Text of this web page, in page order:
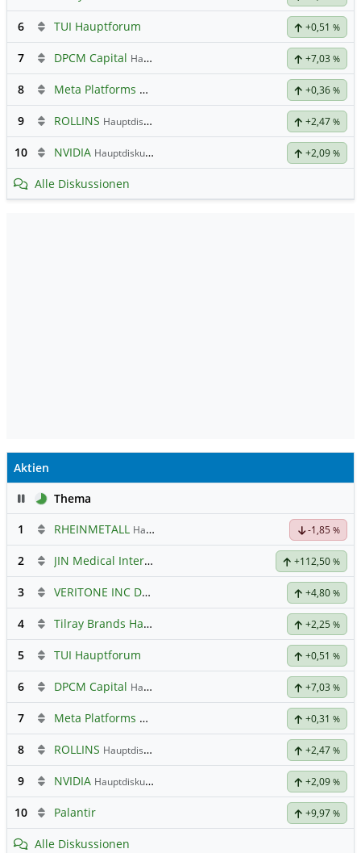
6 TUI Hauptforum +0,51 %
7 DPCM Capital Hauptdiskussion +7,03 %
8 Meta Platforms Hauptdiskussion +0,36 %
9 ROLLINS Hauptdiskussion +2,47 %
10 NVIDIA Hauptdiskussion +2,09 %
Alle Diskussionen
Aktien
PauseThema
1
RHEINMETALL Hauptdiskussion -1,85 %
2 JIN Medical International +112,50 %
3 VERITONE INC DL-,001 +4,80 %
4 Tilray Brands Hauptforum +2,25 %
5 TUI Hauptforum +0,51 %
6 DPCM Capital Hauptdiskussion +7,03 %
7 Meta Platforms Hauptdiskussion +0,31 %
8 ROLLINS Hauptdiskussion +2,47 %
9 NVIDIA Hauptdiskussion +2,09 %
10 Palantir +9,97 %
Alle Diskussionen